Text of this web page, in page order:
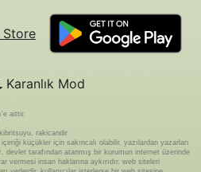
Karanlık Mod
aittir.
rakicandir
küçükler için sakıncalı olabilir. yazılardan yazarları
devlet tarafından atanmış bir kurumun internet üzerinde
vermesi insan haklarına aykırıdır. web siteleri